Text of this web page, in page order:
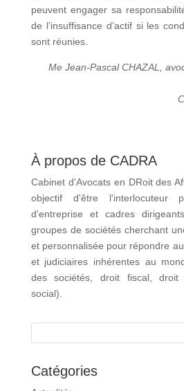
peuvent engager sa
de l’insuffisance d’actif si les
sont réunies.
Me Jean-Pascal CHAZAL,
À propos de CADRA
Cabinet d'Avocats en DRoit des
objectif d'être l'interlocuteur
d'entreprise et cadres
groupes de sociétés cherchant
et personnalisée pour répondre
et judiciaires inhérentes au
des sociétés, droit fiscal, droit
social).
Catégories